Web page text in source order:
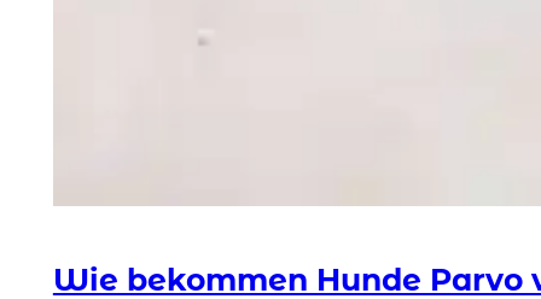
Wie bekommen Hunde Parvo